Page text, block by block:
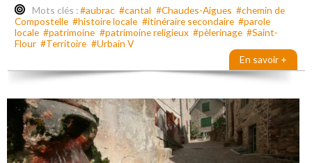
Mots clés :#aubrac #cantal #Chaudes-Aigues #chemin de
Compostelle #histoire locale #itinéraire secondaire #parole
locale #patrimoine #patrimoine religieux #pèlerinage #Saint-
Flour #Territoire #Urbain V
En savoir +